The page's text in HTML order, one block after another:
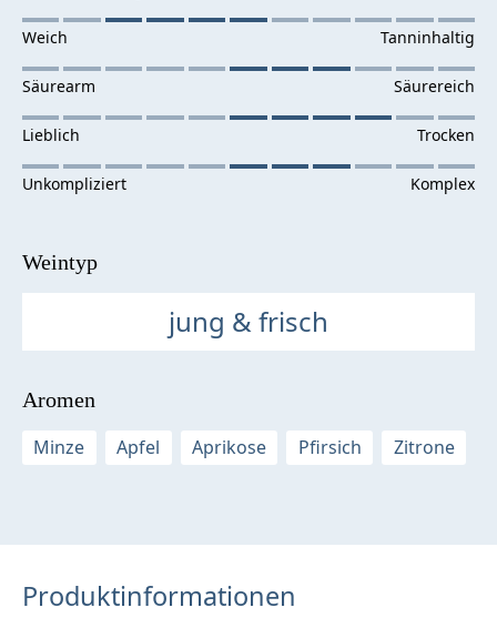
Weintyp
jung & frisch
Aromen
Minze
Apfel Aprikose Pfirsich Zitrone
Produktinformationen